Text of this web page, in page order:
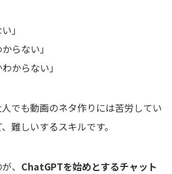
」
らない」
からない」
でも動画のネタ作りには苦労してい
難しいするスキルです。
、 ChatGPTを始めとするチャット